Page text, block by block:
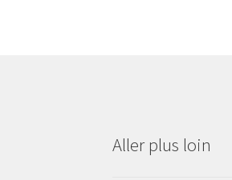
Aller plus loin